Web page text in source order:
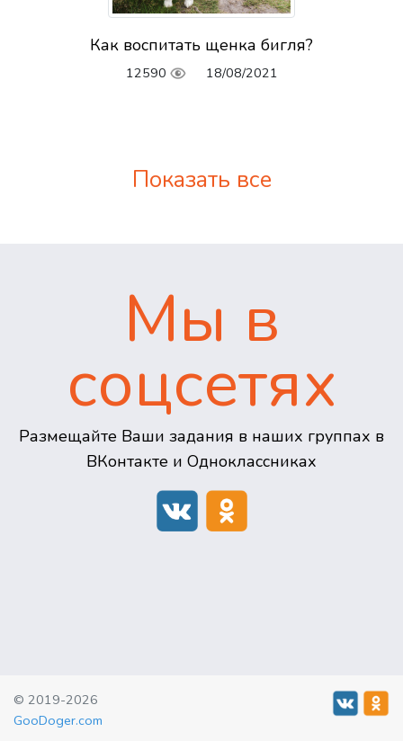
Как воспитать щенка бигля?
12590 18/08/2021
Показать все
Мы в
соцсетях
Размещайте Ваши задания в наших группах в
ВКонтакте и Одноклассниках
© 2019-2026
GooDoger.com